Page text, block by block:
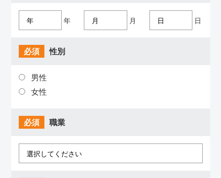
年 月 日
必須 性別
男性
女性
必須 職業